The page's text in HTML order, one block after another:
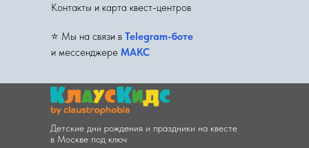
Контакты и карта квест-центров
⭐️ Мы на связи в Telegram-боте
и мессенджере МАКС
Детские дни рождения и праздники на квесте
в Москве под ключ